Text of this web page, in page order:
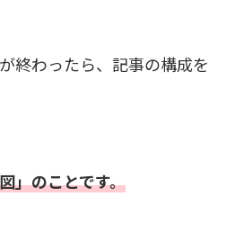
終わったら、記事の構成を
」のことです。